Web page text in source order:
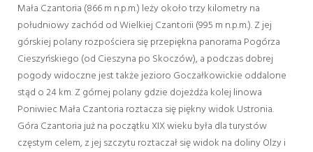
Mała Czantoria (866 m n.p.m.) leży około trzy kilometry na
południowy zachód od Wielkiej Czantorii (995 m n.p.m.). Z jej
górskiej polany rozpościera się przepiękna panorama Pogórza
Cieszyńskiego (od Cieszyna po Skoczów), a podczas dobrej
pogody widoczne jest także jezioro Goczałkowickie oddalone
stąd o 24 km. Z górnej polany gdzie dojeżdża kolej linowa
Poniwiec Mała Czantoria roztacza się piękny widok Ustronia.
Góra Czantoria już na początku XIX wieku była dla turystów
częstym celem, z jej szczytu roztaczał się widok na doliny Olzy i